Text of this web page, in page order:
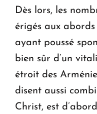
Dès lors, les
érigés aux
ayant poussé
bien sûr d’un
étroit des
disent aussi
Christ, est